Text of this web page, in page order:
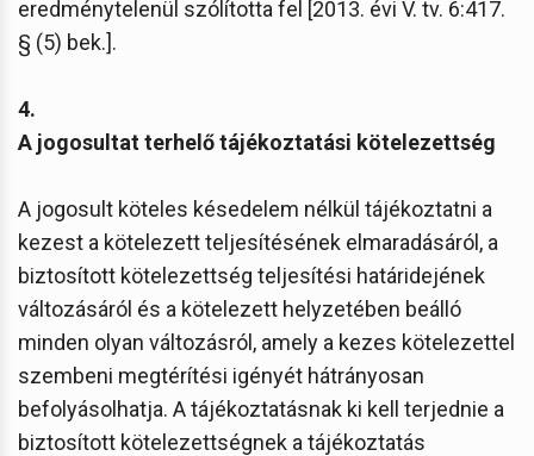
eredménytelenül szólította fel [2013. évi V. tv. 6:417.
§ (5) bek.].
4.
A jogosultat terhelő tájékoztatási kötelezettség
A jogosult köteles késedelem nélkül tájékoztatni a
kezest a kötelezett teljesítésének elmaradásáról, a
biztosított kötelezettség teljesítési határidejének
változásáról és a kötelezett helyzetében beálló
minden olyan változásról, amely a kezes kötelezettel
szembeni megtérítési igényét hátrányosan
befolyásolhatja. A tájékoztatásnak ki kell terjednie a
biztosított kötelezettségnek a tájékoztatás